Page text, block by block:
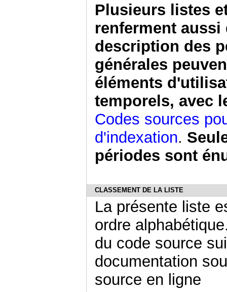
Plusieurs listes
renferment
description des
générales
éléments
temporels, avec
Codes sources
d'indexation.
périodes sont
CLASSEMENT DE LA LISTE
La présente liste
ordre
du code source
documentation
source en ligne